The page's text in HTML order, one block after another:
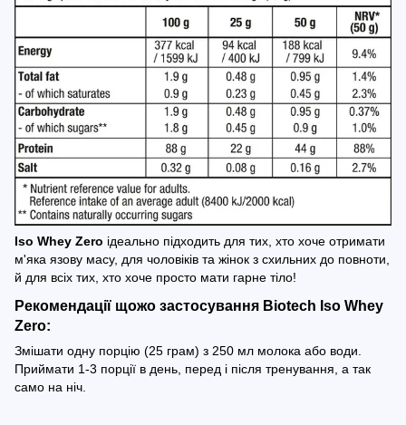
Iso Whey Zero ідеально підходить для тих, хто хоче отримати
м'яка язову масу, для чоловіків та жінок з схильних до повноти,
й для всіх тих, хто хоче просто мати гарне тіло!
Рекомендації щожо застосування Biotech Iso Whey
Zero:
Змішати одну порцію (25 грам) з 250 мл молока або води.
Приймати 1-3 порції в день, перед і після тренування, а так
само на ніч.